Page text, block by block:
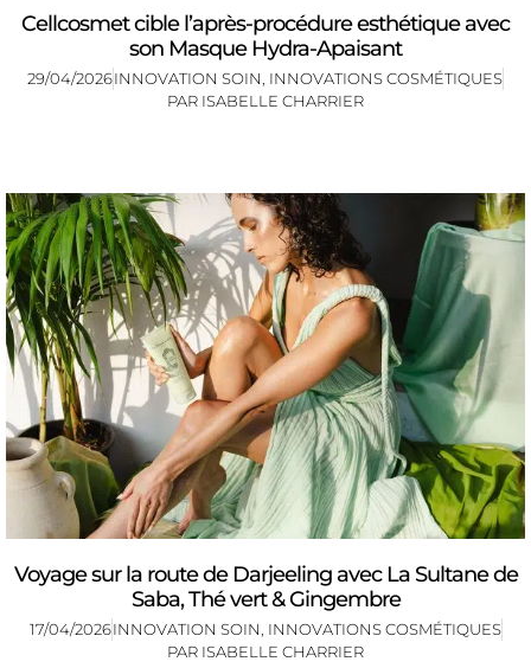
Cellcosmet cible l’après-procédure esthétique avec
son Masque Hydra-Apaisant
29/04/2026INNOVATION SOIN INNOVATIONS COSMÉTIQUES
PAR ISABELLE CHARRIER
Voyage sur la route de Darjeeling avec La Sultane de
Saba, Thé vert & Gingembre
17/04/2026INNOVATION SOIN INNOVATIONS COSMÉTIQUES
PAR ISABELLE CHARRIER